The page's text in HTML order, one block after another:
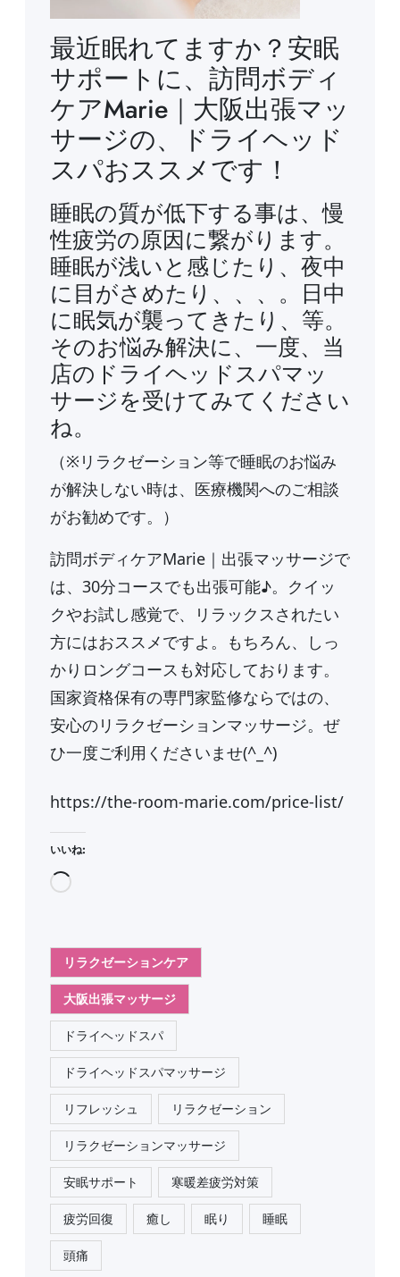
最近眠れてますか？安眠
サポートに、訪問ボディ
ケアMarie｜大阪出張マッ
サージの、ドライヘッド
スパおススメです！
睡眠の質が低下する事は、慢
性疲労の原因に繋がります。
睡眠が浅いと感じたり、夜中
に目がさめたり、、、。日中
に眠気が襲ってきたり、等。
そのお悩み解決に、一度、当
店のドライヘッドスパマッ
サージを受けてみてください
ね。
（※リラクゼーション等で睡眠のお悩み
が解決しない時は、医療機関へのご相談
がお勧めです。）
訪問ボディケアMarie｜出張マッサージで
は、30分コースでも出張可能♪。クイッ
クやお試し感覚で、リラックスされたい
方にはおススメですよ。もちろん、しっ
かりロングコースも対応しております。
国家資格保有の専門家監修ならではの、
安心のリラクゼーションマッサージ。ぜ
ひ一度ご利用くださいませ(^_^)
https://the-room-marie.com/price-list/
いいね:
読
み
中
…
リラクゼーションケア
大阪出張マッサージ
ドライヘッドスパ
ドライヘッドスパマッサージ
リフレッシュ リラクゼーション
リラクゼーションマッサージ
安眠サポート 寒暖差疲労対策
疲労回復 癒し 眠り 睡眠
頭痛